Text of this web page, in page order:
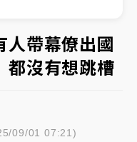
防豪雨 今晚、明天影
未移置車輛最高罰
柴油價格維持不變
人帶幕僚出國
沒有想跳槽
09/01 07:21)